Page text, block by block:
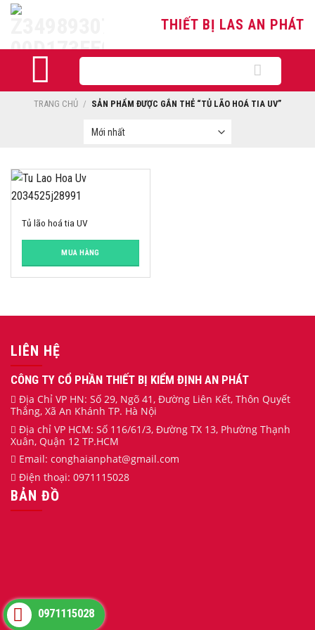
Skip
THIẾT BỊ LAS AN PHÁT
kiếm:
TRANG CHỦ / SẢN PHẨM ĐƯỢC GẮN THẺ “TỦ LÃO HOÁ TIA UV”
Tủ lão hoá tia UV
MUA HÀNG
LIÊN HỆ
CÔNG TY CỔ PHẦN THIẾT BỊ KIỂM ĐỊNH AN PHÁT
Địa Chỉ VP HN: Số 29, Ngõ 41, Đường Liên Kết, Thôn Quyết
Thắng, Xã An Khánh TP. Hà Nội
Địa chỉ VP HCM: Số 116/61/3, Đường TX 13, Phường Thạnh
Xuân, Quận 12 TP.HCM
Email: conghaianphat@gmail.com
Điện thoại: 0971115028
BẢN ĐỒ
0971115028